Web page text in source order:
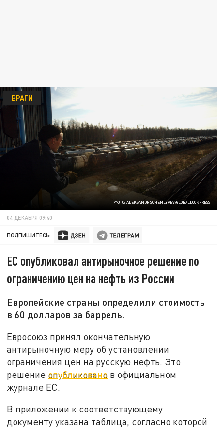
ФОТО: ALEKSANDR SCHEMLYAEV/GLOBALLOOKPRESS
ВРАГИ
04 ДЕКАБРЯ 09:40
ПОДПИШИТЕСЬ:
ЕС опубликовал антирыночное решение по
ограничению цен на нефть из России
Европейские страны определили стоимость
в 60 долларов за баррель.
Евросоюз принял окончательную
антирыночную меру об установлении
ограничения цен на русскую нефть. Это
решение опубликовано в официальном
журнале ЕС.
В приложении к соответствующему
документу указана таблица, согласно которой